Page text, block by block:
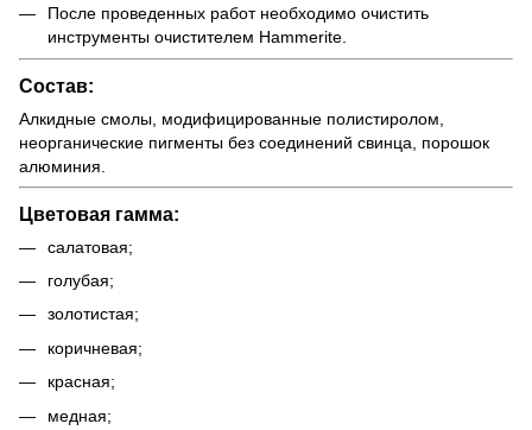
После проведенных работ необходимо очистить
инструменты очистителем Hammerite.
Состав:
Алкидные смолы, модифицированные полистиролом,
неорганические пигменты без соединений свинца, порошок
алюминия.
Цветовая гамма:
салатовая;
голубая;
золотистая;
коричневая;
красная;
медная;